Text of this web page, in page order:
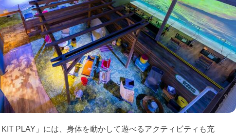
PLAY」には、身体を動かして遊べるアクティビティも充